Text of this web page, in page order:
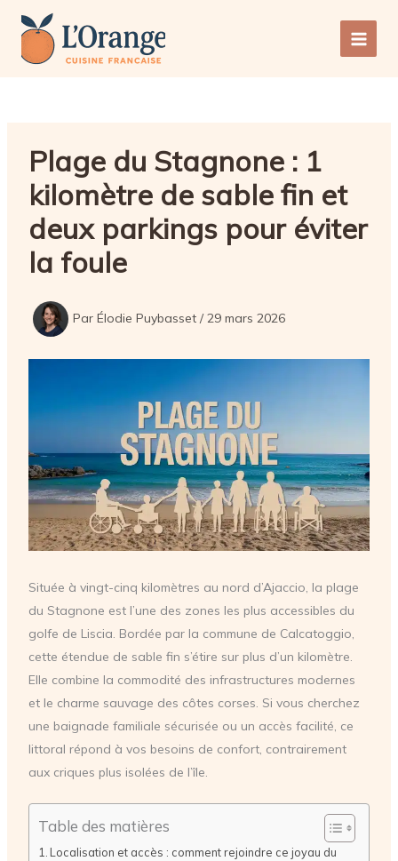
contenu
Main
Plage du Stagnone : 1
kilomètre de sable fin et
deux parkings pour éviter
la foule
Par Élodie Puybasset /29 mars 2026
Située à vingt-cinq kilomètres au nord d’Ajaccio, la plage
du Stagnone est l’une des zones les plus accessibles du
golfe de Liscia. Bordée par la commune de Calcatoggio,
cette étendue de sable fin s’étire sur plus d’un kilomètre.
Elle combine la commodité des infrastructures modernes
et le charme sauvage des côtes corses. Si vous cherchez
une baignade familiale sécurisée ou un accès facilité, ce
littoral répond à vos besoins de confort, contrairement
aux criques plus isolées de l’île.
Table des matières
Localisation et accès : comment rejoindre ce joyau du